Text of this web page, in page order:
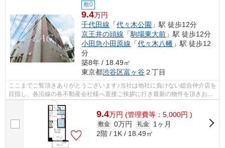
敷0
9.4万円
千代田線 「代々木公園 」駅 徒歩12分
京王井の頭線 「駒場東大前 」駅 徒歩12分
小田急小田原線 「代々木八幡 」駅 徒歩12
分
築8年 / 18.49㎡
東京都渋谷区富ヶ谷２丁目
ここまでご覧頂きありがとうございます♪当社は他社に負けない総合仲介店を
目指し、各沿線の各不動産会社様へ直接ご挨拶に行き最新の物件を頂きお客
様へ提供しております！最新の情報は...
9.4万円 (管理費等：5,000円 )
敷金 0万円 礼金
1ヶ月
2階 / 1K / 18.49㎡